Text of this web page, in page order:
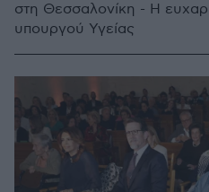
στη Θεσσαλονίκη - Η
υπουργού Υγείας